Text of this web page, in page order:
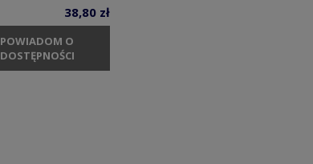
38,80 zł
POWIADOM O
DOSTĘPNOŚCI